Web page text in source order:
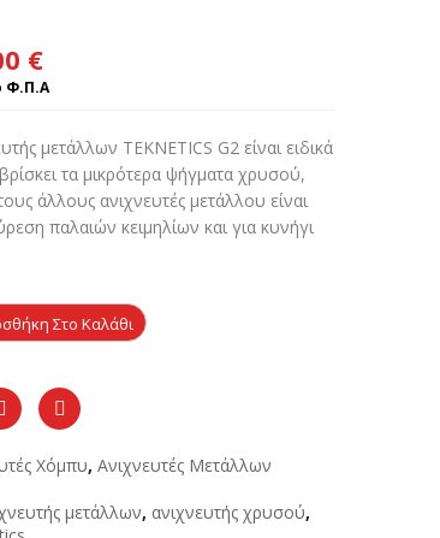
€.
€
τιμή
είναι:
639,00 €.
Φ.Π.Α
μετάλλων TEKNETICS G2 είναι ειδικά
τα μικρότερα ψήγματα χρυσού,
άλλους ανιχνευτές μετάλλου είναι
παλαιών κειμηλίων και για κυνήγι
Στο Καλάθι
Χόμπυ, Ανιχνευτές Μετάλλων
μετάλλων, ανιχνευτής χρυσού,